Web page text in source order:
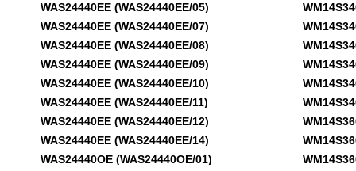
WAS24440EE (WAS24440EE/05)
WAS24440EE (WAS24440EE/07)
WAS24440EE (WAS24440EE/08)
WAS24440EE (WAS24440EE/09)
WAS24440EE (WAS24440EE/10)
WAS24440EE (WAS24440EE/11)
WAS24440EE (WAS24440EE/12)
WAS24440EE (WAS24440EE/14)
WAS24440OE (WAS24440OE/01)